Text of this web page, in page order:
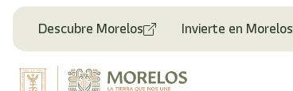
Descubre Morelos Invierte en Morelos